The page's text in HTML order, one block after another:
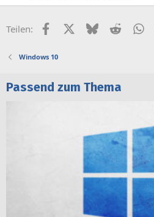
Teilen: FacebookX (Twitter)
BlueskyReddit
Windows 10
Passend zum Thema